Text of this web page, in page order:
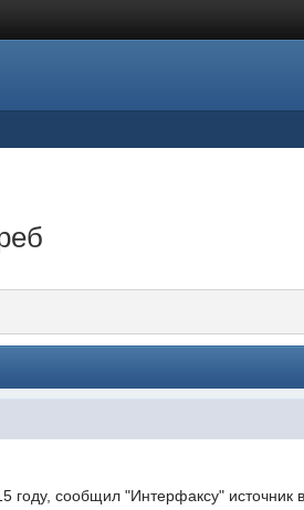
году, сообщил "Интерфаксу"